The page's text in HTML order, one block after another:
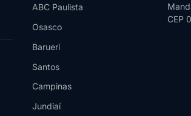
ABC Paulista
Osasco
Barueri
Santos
Campinas
Jundiaí
CEP